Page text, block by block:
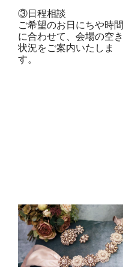
③日程相談
ご希望のお日にちや時間
に合わせて、会場の空き
状況をご案内いたしま
す。